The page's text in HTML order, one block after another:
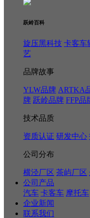
跃岭百科
旋压黑科技 卡客车
艺
品牌故事
YLW品牌 ARTKA
牌 跃岭品牌 FFP品
技术品质
资质认证 研发中心
公司分布
横泾厂区 茶屿厂区
公司产品
汽车 卡客车 摩托车
企业新闻
联系我们